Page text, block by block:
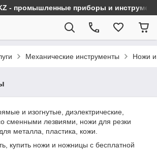
- промышленные приборы и
Механические инструменты Ножи
и изогнутые, диэлектрические,
сменными лезвиями, ножи для резки
металла, пластика, кожи.
купить ножи и ножницы с бесплатной